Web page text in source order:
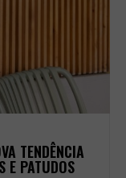
TENDÊNCIA
E PATUDOS